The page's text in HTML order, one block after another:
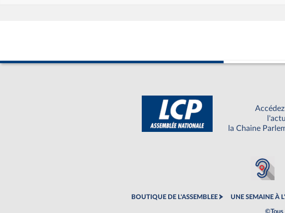
la Chaine
BOUTIQUE DE L'ASSEMBLEE UNE SEMAINE À
©Tous